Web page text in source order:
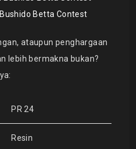
ataupun penghargaan
lebih bermakna bukan?
PR 24
Resin